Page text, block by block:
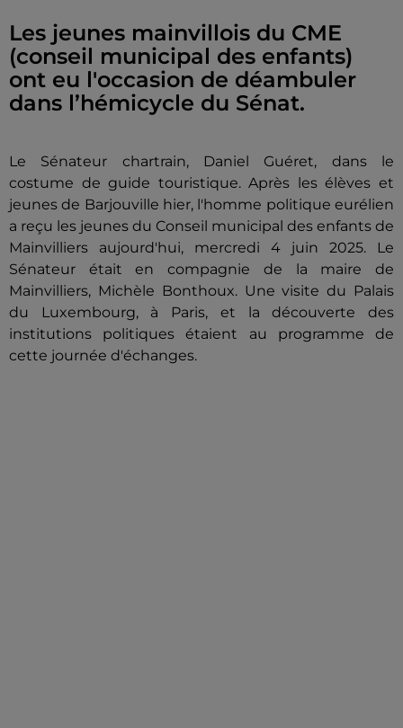
Les jeunes mainvillois du CME
(conseil municipal des enfants)
ont eu l'occasion de déambuler
dans l’hémicycle du Sénat.
Le Sénateur chartrain, Daniel Guéret, dans le
costume de guide touristique.Après les élèves et
jeunes de Barjouville hier, l'homme politique eurélien
a reçu les jeunes du Conseil municipal des enfants de
Mainvilliers aujourd'hui, mercredi 4 juin 2025. Le
Sénateur étaiten compagnie de la maire de
Mainvilliers, Michèle Bonthoux. Une visite du Palais
du Luxembourg, à Paris, et la découverte des
institutions politiques étaient au programme de
cette journée d'échanges.